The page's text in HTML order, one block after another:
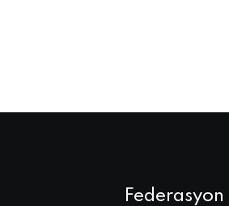
Federasyon